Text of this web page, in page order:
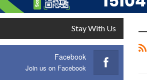
Stay With Us
Facebook
Join us on Facebook